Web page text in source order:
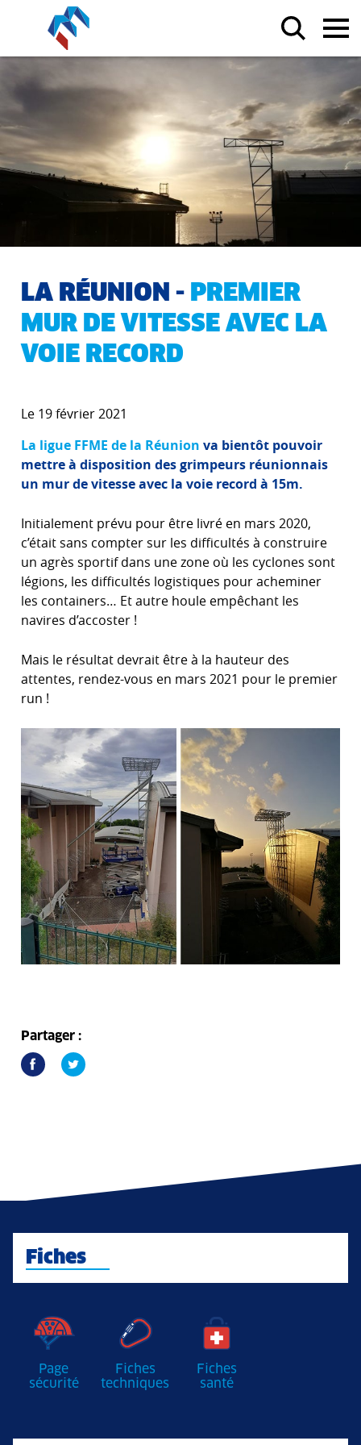
LA RÉUNION - PREMIER
MUR DE VITESSE AVEC LA
VOIE RECORD
Le 19 février 2021
La ligue FFME de la Réunion va bientôt pouvoir
mettre à disposition des grimpeurs réunionnais
un mur de vitesse avec la voie record à 15m.
Initialement prévu pour être livré en mars 2020,
c’était sans compter sur les difficultés à construire
un agrès sportif dans une zone où les cyclones sont
légions, les difficultés logistiques pour acheminer
les containers… Et autre houle empêchant les
navires d’accoster !
Mais le résultat devrait être à la hauteur des
attentes, rendez-vous en mars 2021 pour le premier
run !
Partager :
Fiches
Page
sécurité
Fiches
techniques
Fiches
santé